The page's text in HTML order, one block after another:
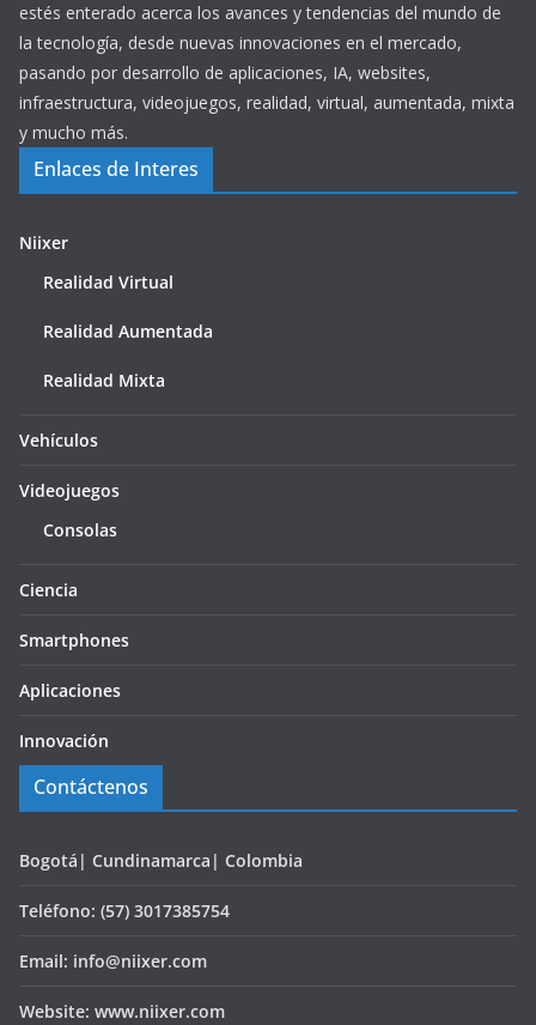
estés enterado acerca los avances y tendencias del mundo de
la tecnología, desde nuevas innovaciones en el mercado,
pasando por desarrollo de aplicaciones, IA, websites,
infraestructura, videojuegos, realidad, virtual, aumentada, mixta
y mucho más.
Enlaces de Interes
Niixer
Realidad Virtual
Realidad Aumentada
Realidad Mixta
Vehículos
Videojuegos
Consolas
Ciencia
Smartphones
Aplicaciones
Innovación
Contáctenos
Bogotá| Cundinamarca| Colombia
Teléfono: (57) 3017385754
Email: info@niixer.com
Website: www.niixer.com